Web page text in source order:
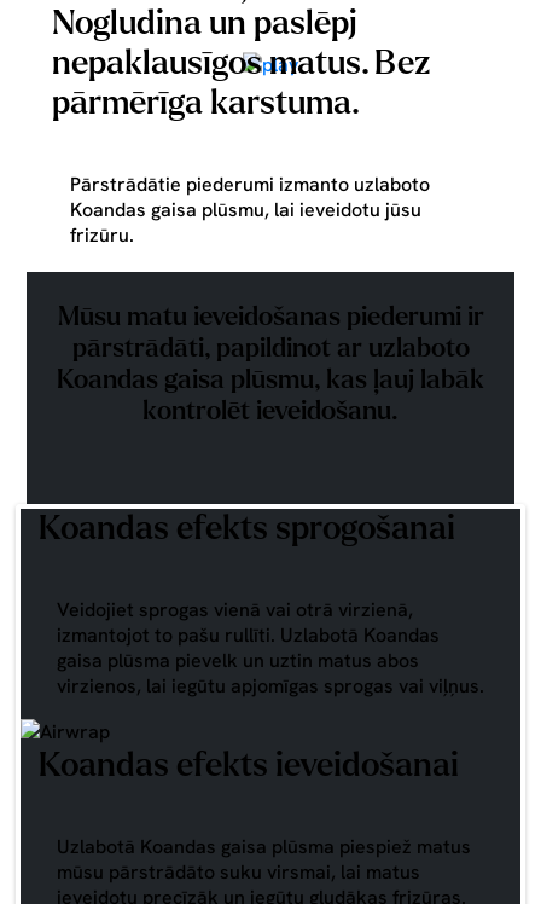
Nogludina un paslēpj
nepaklausīgos matus. Bez
pārmērīga karstuma.
Pārstrādātie piederumi izmanto uzlaboto
Koandas gaisa plūsmu, lai ieveidotu jūsu
frizūru.
Mūsu matu ieveidošanas piederumi ir
pārstrādāti, papildinot ar uzlaboto
Koandas gaisa plūsmu, kas ļauj labāk
kontrolēt ieveidošanu.
Koandas efekts sprogošanai
Veidojiet sprogas vienā vai otrā virzienā,
izmantojot to pašu rullīti. Uzlabotā Koandas
gaisa plūsma pievelk un uztin matus abos
virzienos, lai iegūtu apjomīgas sprogas vai viļņus.
Koandas efekts ieveidošanai
Uzlabotā Koandas gaisa plūsma piespiež matus
mūsu pārstrādāto suku virsmai, lai matus
ieveidotu precīzāk un iegūtu gludākas frizūras.